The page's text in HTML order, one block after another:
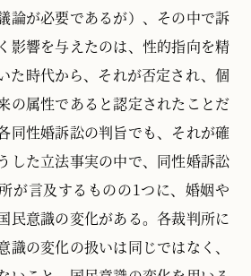
論が必要であるが）、その中で訴
影響を与えたのは、性的指向を精
た時代から、それが否定され、個
の属性であると認定されたことだ
同性婚訴訟の判旨でも、それが確
した立法事実の中で、同性婚訴訟
が言及するものの1つに、婚姻や
民意識の変化がある。各裁判所に
識の変化の扱いは同じではなく、